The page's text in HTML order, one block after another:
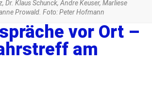
Dr. Klaus Schunck, Andre Keuser, Marliese
Prowald. Foto: Peter Hofmann
vor Ort –
am